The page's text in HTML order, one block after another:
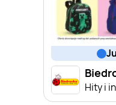
Hity i